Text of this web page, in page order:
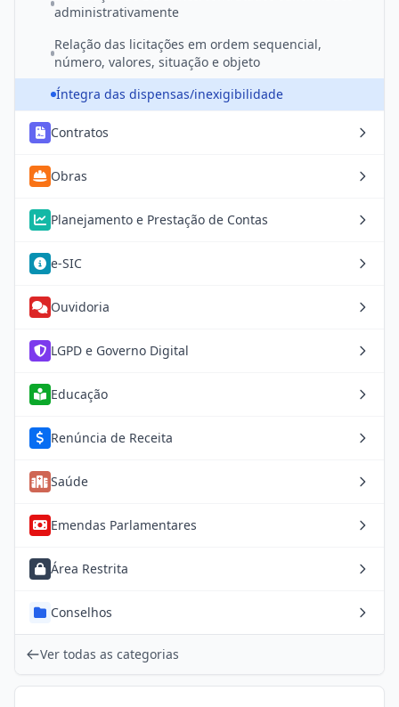
administrativamente
Relação das licitações em ordem sequencial,
número, valores, situação e objeto
Íntegra das dispensas/inexigibilidade
Contratos
Obras
Planejamento e Prestação de Contas
e-SIC
Ouvidoria
LGPD e Governo Digital
Educação
Renúncia de Receita
Saúde
Emendas Parlamentares
Área Restrita
Conselhos
Ver todas as categorias